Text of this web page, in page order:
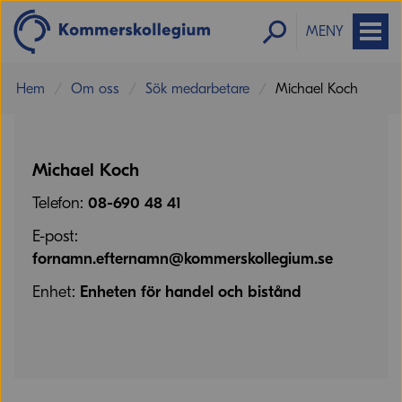
MENY
Hem Om oss Sök medarbetare Michael Koch
Michael Koch
Telefon: 08-690 48 41
E-post:
fornamn.efternamn@kommerskollegium.se
Enhet: Enheten för handel och bistånd